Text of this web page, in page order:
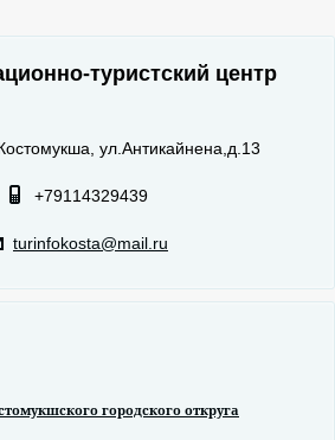
туристский центр
ул.Антикайнена,д.13
+79114329439
turinfokosta@mail.ru
городского откруга